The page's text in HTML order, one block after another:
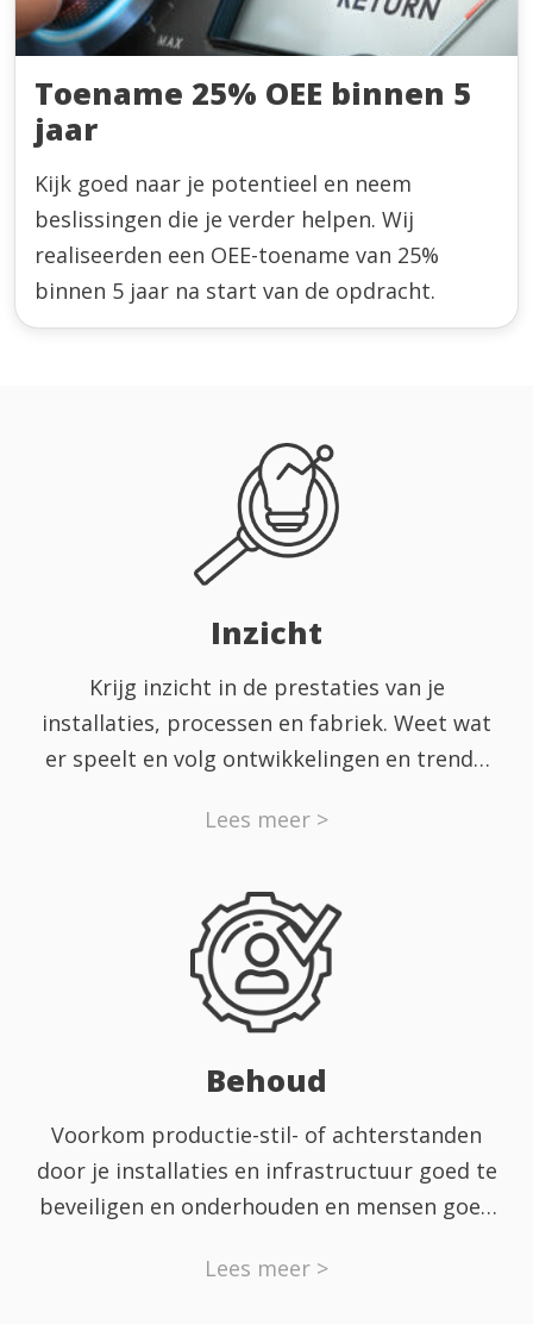
Toename 25% OEE binnen 5
jaar
Kijk goed naar je potentieel en neem
beslissingen die je verder helpen. Wij
realiseerden een OEE-toename van 25%
binnen 5 jaar na start van de opdracht.
Inzicht
Krijg inzicht in de prestaties van je
installaties, processen en fabriek. Weet wat
er speelt en volg ontwikkelingen en trends.
juiste tools. Laat ons een bedrijfs-scan
een volledig MES-systeem implementeren.
Lees meer >
Behoud
Voorkom productie-stil- of achterstanden
door je installaties en infrastructuur goed te
beveiligen en onderhouden en mensen goed
Lees meer >